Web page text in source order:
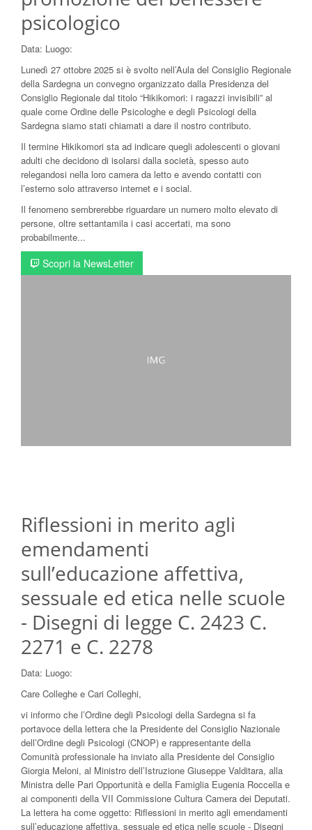
psicologico
Data: Luogo:
Lunedì 27 ottobre 2025 si è svolto nell’Aula del Consiglio Regionale
della Sardegna un convegno organizzato dalla Presidenza del
Consiglio Regionale dal titolo “Hikikomori: i ragazzi invisibili” al
quale come Ordine delle Psicologhe e degli Psicologi della
Sardegna siamo stati chiamati a dare il nostro contributo.
Il termine Hikikomori sta ad indicare quegli adolescenti o giovani
adulti che decidono di isolarsi dalla società, spesso auto
relegandosi nella loro camera da letto e avendo contatti con
l’esterno solo attraverso internet e i social.
Il fenomeno sembrerebbe riguardare un numero molto elevato di
persone, oltre settantamila i casi accertati, ma sono
probabilmente...
Scopri la NewsLetter
Riflessioni in merito agli
emendamenti
sull’educazione affettiva,
sessuale ed etica nelle scuole
- Disegni di legge C. 2423 C.
2271 e C. 2278
Data: Luogo:
Care Colleghe e Cari Colleghi,
vi informo che l’Ordine degli Psicologi della Sardegna si fa
portavoce della lettera che la Presidente del Consiglio Nazionale
dell’Ordine degli Psicologi (CNOP) e rappresentante della
Comunità professionale ha inviato alla Presidente del Consiglio
Giorgia Meloni, al Ministro dell’Istruzione Giuseppe Valditara, alla
Ministra delle Pari Opportunità e della Famiglia Eugenia Roccella e
ai componenti della VII Commissione Cultura Camera dei Deputati.
La lettera ha come oggetto: Riflessioni in merito agli emendamenti
sull’educazione affettiva, sessuale ed etica nelle scuole - Disegni